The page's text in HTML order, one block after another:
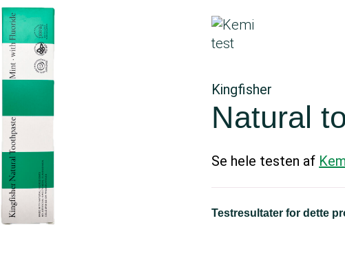
Kingfisher
Natural
Se hele testen af
Testresultater for dette